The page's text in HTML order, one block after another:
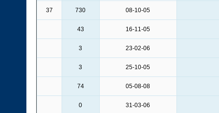
08-10-05
730
37
16-11-05
43
23-02-06
3
25-10-05
3
05-08-08
74
31-03-06
0